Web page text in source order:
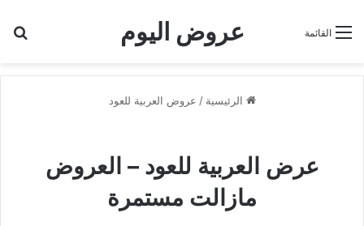
عروض اليوم القائمة
الرئيسية / عروض العربية للعود
عرض العربية للعود – العروض
مازالت مستمرة